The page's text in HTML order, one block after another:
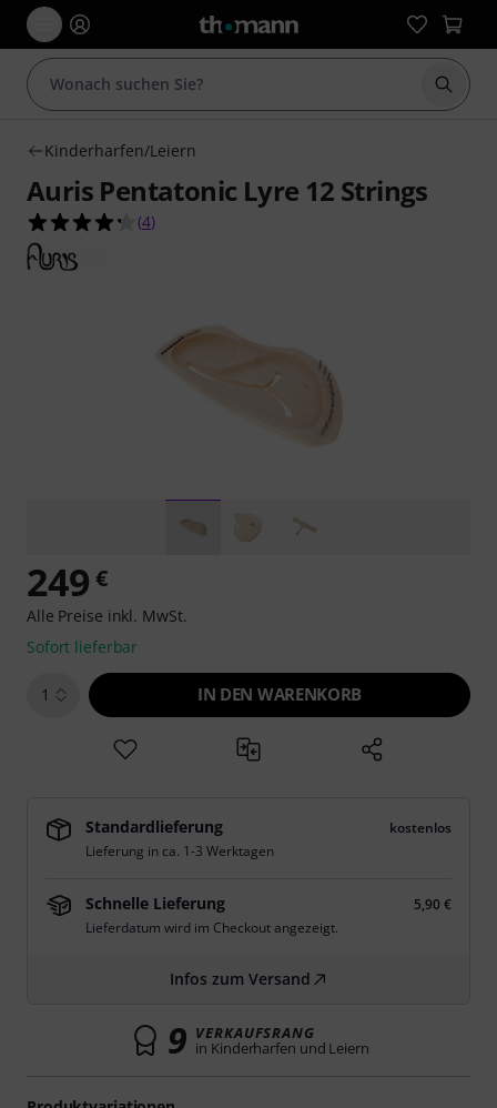
Suche
Kinderharfen/Leiern
Auris Pentatonic Lyre 12 Strings
4.3 von 5 Sternen aus 4 Kundenbewertungen
(4)
249 €
Alle Preise inkl. MwSt.
Sofort lieferbar
1 IN DEN WARENKORB
Standardlieferung
kostenlos
Lieferung in ca. 1-3 Werktagen
Schnelle Lieferung
5,90 €
Lieferdatum wird im Checkout angezeigt.
Infos zum Versand
9 VERKAUFSRANG
in Kinderharfen und Leiern